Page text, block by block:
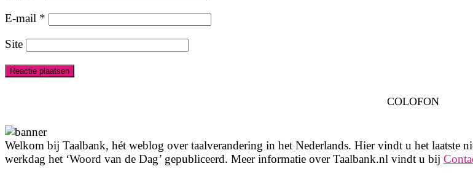
E-mail *
Site
COLOFON
Welkom bij Taalbank, hét weblog over taalverandering in het Nederlands. Hier vindt u het laatste
werkdag het ‘Woord van de Dag’ gepubliceerd. Meer informatie over Taalbank.nl vindt u bij